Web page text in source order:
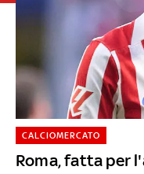
Roma, fatta per
CALCIOMERCATO